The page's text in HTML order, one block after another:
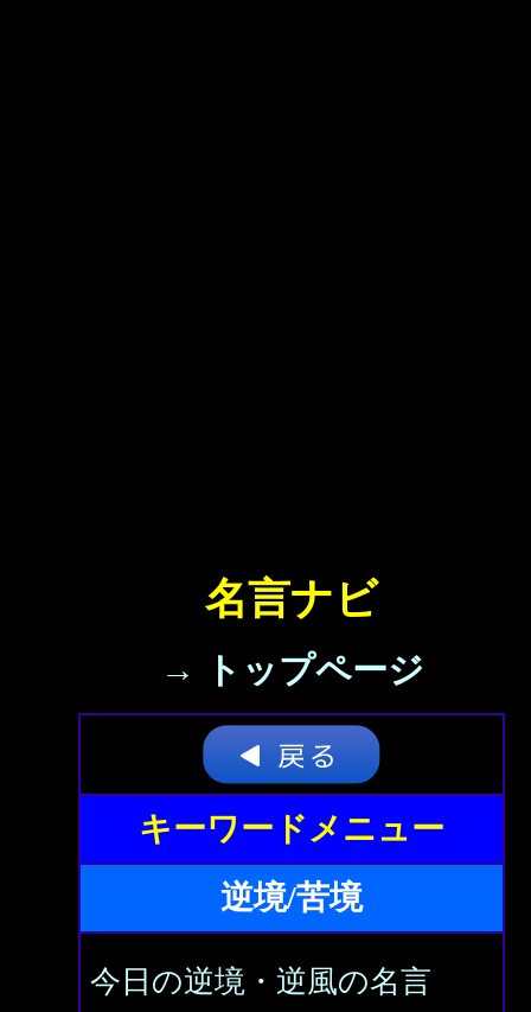
名言ナビ
→ トップページ
キーワードメニュー
逆境/苦境
今日の逆境・逆風の名言